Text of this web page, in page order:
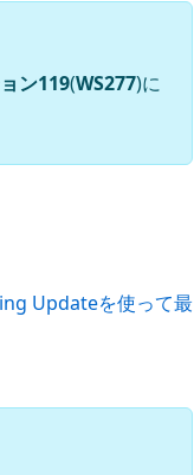
ン119(WS277)に
Updateを使って最